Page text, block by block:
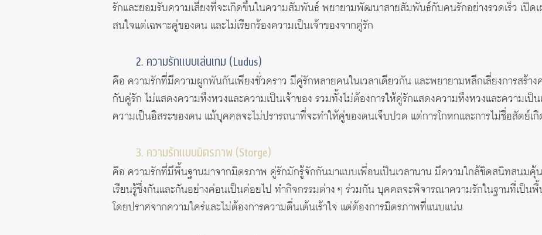
รักและยอมรับความเสี่ยงที่จะเกิดขึ้นในความสัมพันธ์ พยายามพัฒนาสายสัมพันธ์กับคนรักอย่างรวดเร็ว เปิดเ
สนใจแต่เฉพาะคู่ของตน และไม่เรียกร้องความเป็นเจ้าของจากคู่รัก
2. ความรักแบบเล่นเกม (Ludus)
คือ ความรักที่มีความผูกพันกันเพียงชั่วคราว มีคู่รักหลายคนในเวลาเดียวกัน และพยายามหลีกเลี่ยงการสร้า
กับคู่รัก ไม่แสดงความหึงหวงและความเป็นเจ้าของ รวมทั้งไม่ต้องการให้คู่รักแสดงความหึงหวงและความเป็
ความเป็นอิสระของตน แม้บุคคลจะไม่ปรารถนาที่จะทำให้คู่ของตนเจ็บปวด แต่การโกหกและการไม่ซื่อสัตย์เ
3. ความรักแบบมิตรภาพ (Storge)
คือ ความรักที่มีพื้นฐานมาจากมิตรภาพ คู่รักมักรู้จักกันมาแบบเพื่อนเป็นเวลานาน มีความใกล้ชิดสนิทสนมคุ้น
เรียนรู้ซึ่งกันและกันอย่างค่อนเป็นค่อยไป ทำกิจกรรมต่าง ๆ ร่วมกัน บุคคลจะพิจารณาความรักในฐานที่เป็น
โดยปราศจากความใคร่และไม่ต้องการความตื่นเต้นเร้าใจ แต่ต้องการมิตรภาพที่แนบแน่น